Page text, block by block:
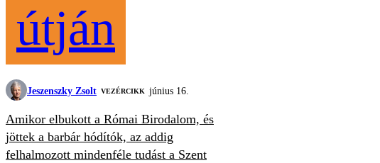
útján
Jeszenszky Zsolt VEZÉRCIKK június 16.
Amikor elbukott a Római Birodalom, és
jöttek a barbár hódítók, az addig
felhalmozott mindenféle tudást a Szent